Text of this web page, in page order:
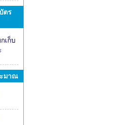
ตร
เก็บ
มาณ